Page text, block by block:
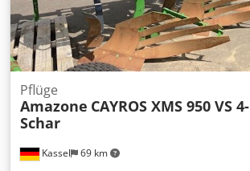
Kassel 69 km
Pflüge
Amazone CAYROS XMS 950 VS 4-
Schar